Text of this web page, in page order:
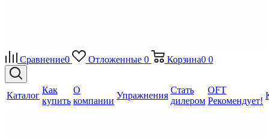
Сравнение0 Отложенные 0 Корзина0 0
Каталог
Как
купить
О
компании
Упражнения
Стать
дилером
OFT
Рекомендует!